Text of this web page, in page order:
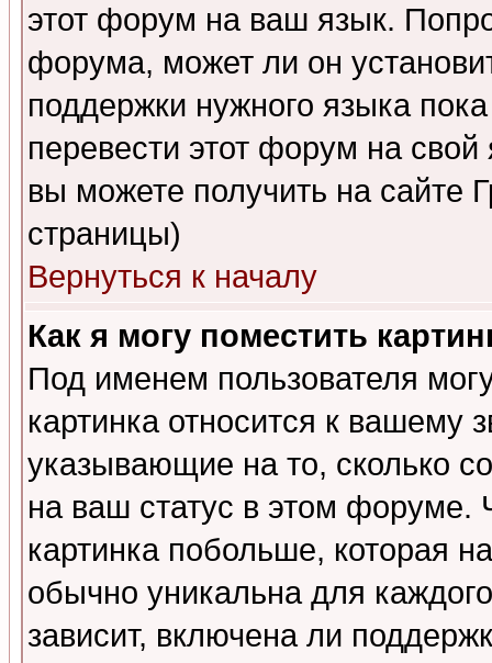
этот форум на ваш язык.
форума, может ли он
поддержки нужного языка
перевести этот форум на
вы можете получить на сайте
страницы)
Вернуться к началу
Как я могу поместить
Под именем пользователя
картинка относится к вашему
указывающие на то, сколько
на ваш статус в этом форуме.
картинка побольше, которая
обычно уникальна для
зависит, включена ли